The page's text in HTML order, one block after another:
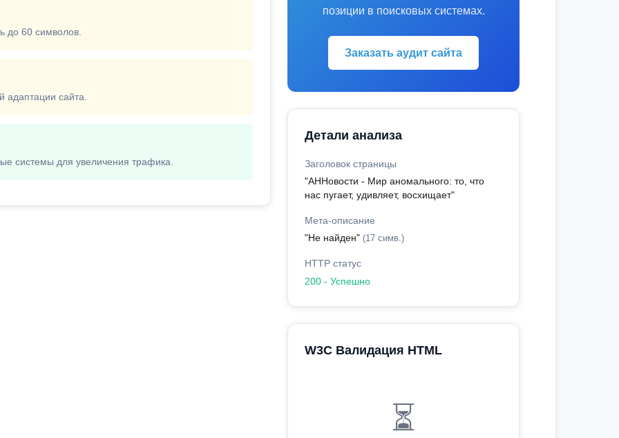
до 60 символов.
адаптации сайта.
системы для увеличения трафика.
позиции в поисковых системах.
Заказать аудит сайта
Детали анализа
Заголовок страницы
"АННовости - Мир аномального: то, что
нас пугает, удивляет, восхищает"
Мета-описание
"Не найден" (17 симв.)
HTTP статус
200 - Успешно
W3C Валидация HTML
⏳